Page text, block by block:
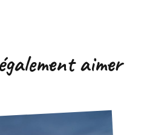
aimer